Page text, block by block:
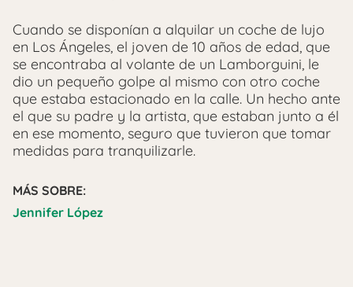
Cuando se disponían a alquilar un coche de lujo
en Los Ángeles, el joven de 10 años de edad, que
se encontraba al volante de un Lamborguini, le
dio un pequeño golpe al mismo con otro coche
que estaba estacionado en la calle. Un hecho ante
el que su padre y la artista, que estaban junto a él
en ese momento, seguro que tuvieron que tomar
medidas para tranquilizarle.
MÁS SOBRE:
Jennifer López